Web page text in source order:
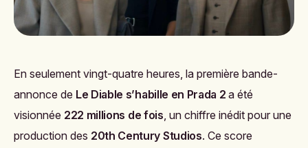
En seulement vingt-quatre heures, la première bande-
annonce de Le Diable s’habille en Prada 2 a été
visionnée 222 millions de fois , un chiffre inédit pour une
production des 20th Century Studios. Ce score